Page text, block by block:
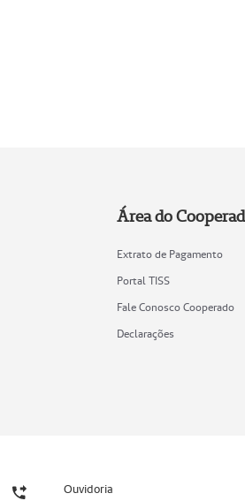
Área do
Extrato de Pagamento
Portal TISS
Fale Conosco Cooperado
Declarações
Ouvidoria